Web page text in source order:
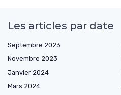
Les articles par date
Septembre 2023
Novembre 2023
Janvier 2024
Mars 2024